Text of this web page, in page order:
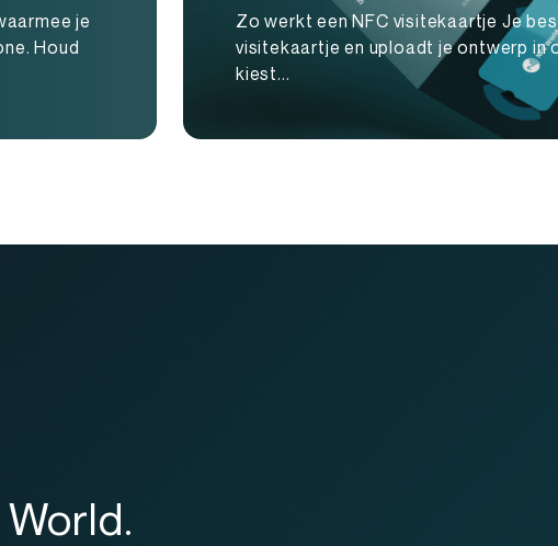
je
Houd
Zo werkt een NFC visitekaartje Je
visitekaartje en uploadt je ontwerp in
kiest...